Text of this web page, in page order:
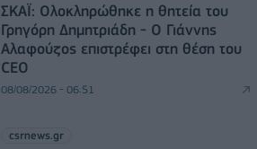
ΣΚΑΪ: Ολοκληρώθηκε η θητεία του
Γρηγόρη Δημητριάδη - Ο Γιάννης
Αλαφούζος επιστρέφει στη θέση του
CEO
08/08/2026 - 06:51
csrnews.gr